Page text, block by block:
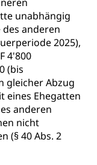
unabhängig
anderen
2025),
4'800
(bis
gleicher Abzug
eines Ehegatten
anderen
nicht
(§ 40 Abs. 2
Luzern)
Luzern)
IV
Luzern)